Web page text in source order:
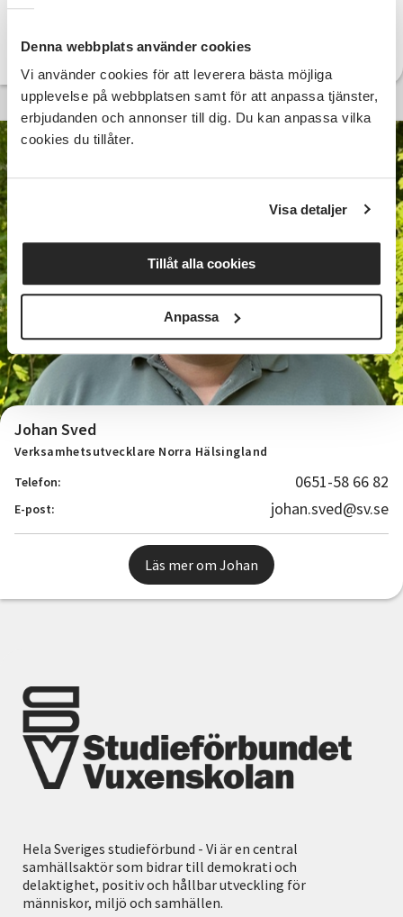
Denna webbplats använder cookies
Vi använder cookies för att leverera bästa möjliga
upplevelse på webbplatsen samt för att anpassa tjänster,
erbjudanden och annonser till dig. Du kan anpassa vilka
cookies du tillåter.
Visa detaljer
Tillåt alla cookies
Anpassa
Läs mer om Ida
Johan Sved
Verksamhetsutvecklare Norra Hälsingland
Telefon:
0651-58 66 82
E-post: johan.sved@sv.se
Läs mer om Johan
Hela Sveriges studieförbund - Vi är en central
samhällsaktör som bidrar till demokrati och
delaktighet, positiv och hållbar utveckling för
människor, miljö och samhällen.